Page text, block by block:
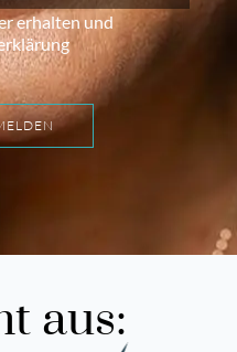
erhalten und
aus: